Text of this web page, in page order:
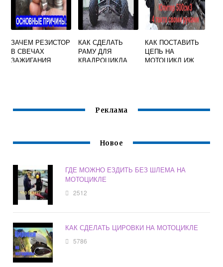
ЗАЧЕМ РЕЗИСТОР
В СВЕЧАХ
ЗАЖИГАНИЯ
КАК СДЕЛАТЬ
РАМУ ДЛЯ
КВАДРОЦИКЛА
КАК ПОСТАВИТЬ
ЦЕПЬ НА
МОТОЦИКЛ ИЖ
Реклама
Новое
ГДЕ МОЖНО ЕЗДИТЬ БЕЗ ШЛЕМА НА
МОТОЦИКЛЕ
2512
КАК СДЕЛАТЬ ЦИРОВКИ НА МОТОЦИКЛЕ
5786